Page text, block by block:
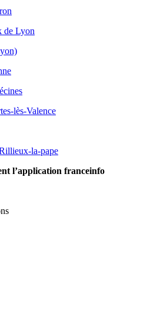
de Lyon
lès-Valence
la-pape
l’application franceinfo